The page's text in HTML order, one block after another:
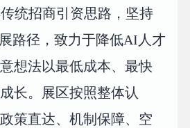
统招商引资思路，坚持
路径，致力于降低AI人才
想法以最低成本、最快
长。展区按照整体认
策直达、机制保障、空